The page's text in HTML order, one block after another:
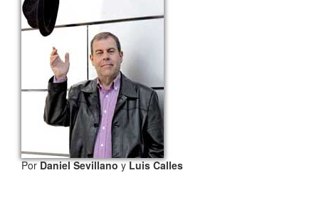
PorDaniel SevillanoyLuis Calles